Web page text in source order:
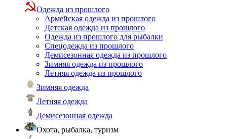
Одежда из прошлого
Армейская одежда из прошлого
Детская одежда из прошлого
Одежда из прошлого для рыбалки
Спецодежда из прошлого
Демисезонная одежда из прошлого
Зимняя одежда из прошлого
Летняя одежда из прошлого
Зимняя одежда
Летняя одежда
Демисезонная одежда
Охота, рыбалка, туризм